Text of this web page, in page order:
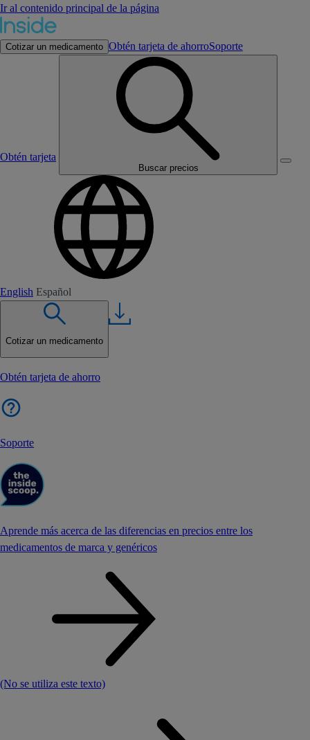
Ir al contenido principal de la página
Cotizar un medicamento Obtén tarjeta de ahorroSoporte
Obtén tarjeta
Buscar precios
English Español
Cotizar un medicamento
Obtén tarjeta de ahorro
Soporte
Aprende más acerca de las diferencias en precios entre los
medicamentos de marca y genéricos
(No se utiliza este texto)